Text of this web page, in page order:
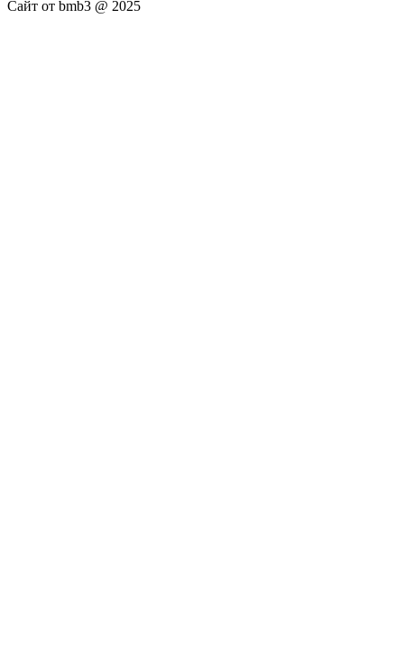
Сайт от bmb3 @ 2025